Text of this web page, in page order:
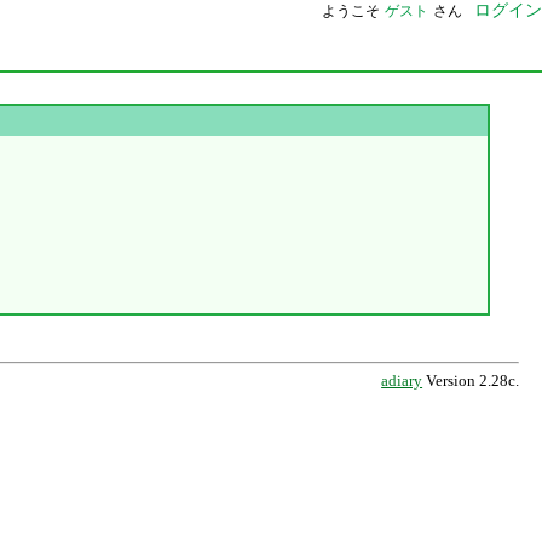
ようこそ ゲスト さん ログイン
adiary Version 2.28c.